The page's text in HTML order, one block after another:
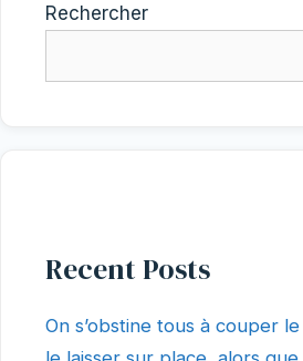
Rechercher
Recent Posts
On s’obstine tous à couper